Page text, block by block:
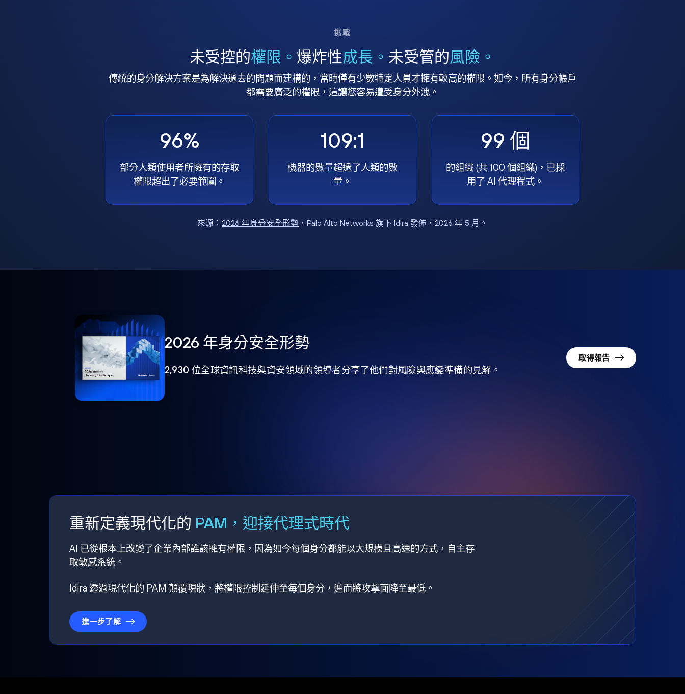
挑戰
未受控的權限。 爆炸性成長。 未受管的風險。
傳統的身分解決方案是為解決過去的問題而建構的，當時僅有少數特定人員才擁有較高的權限。如今，所有身分帳戶
都需要廣泛的權限，這讓您容易遭受身分外洩。
96%
部分人類使用者所擁有的存取
權限超出了必要範圍。
109:1
機器的數量超過了人類的數
量。
99 個
的組織 (共 100 個組織)，已採
用了 AI 代理程式。
來源： 2026 年身分安全形勢，Palo Alto Networks 旗下 Idira 發佈，2026 年 5 月。
2026 年身分安全形勢
2,930 位全球資訊科技與資安領域的領導者分享了他們對風險與應變準備的見解。
取得報告
重新定義現代化的 PAM，迎接代理式時代
AI 已從根本上改變了企業內部誰該擁有權限，因為如今每個身分都能以大規模且高速的方式，自主存
取敏感系統。
Idira 透過現代化的 PAM 顛覆現狀，將權限控制延伸至每個身分，進而將攻擊面降至最低。
進一步了解